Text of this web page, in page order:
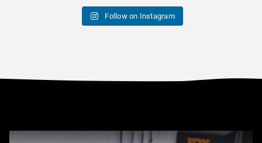
Follow on Instagram